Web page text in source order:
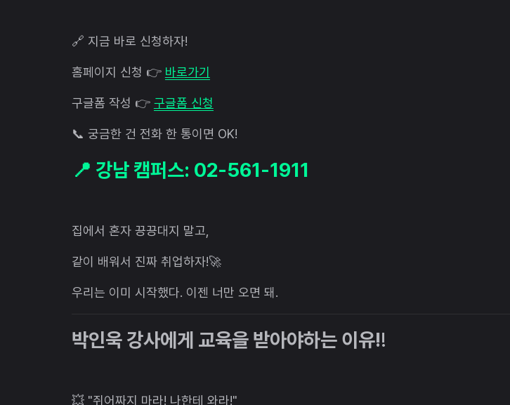
🔗 지금 바로 신청하자!
홈페이지 신청 👉 바로가기
구글폼 작성 👉 구글폼 신청
📞 궁금한 건 전화 한 통이면 OK!
📍 강남 캠퍼스: 02-561-1911
집에서 혼자 끙끙대지 말고,
같이 배워서 진짜 취업하자!🚀
우리는 이미 시작했다. 이젠 너만 오면 돼.
박인욱 강사에게 교육을 받아야하는 이유!!
💥 "쥐어짜지 마라! 나한테 와라!"